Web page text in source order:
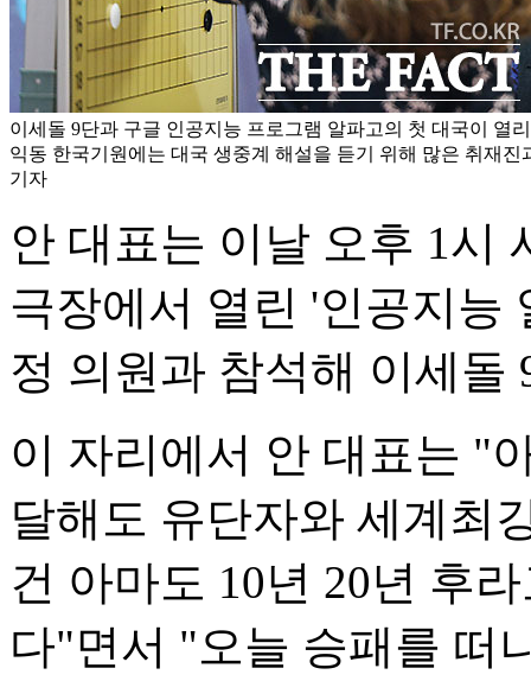
이세돌 9단과 구글 인공지능 프로그램 알파고의 첫 대국이 열
익동 한국기원에는 대국 생중계 해설을 듣기 위해 많은 취재진
기자
안 대표는 이날 오후 1시
극장에서 열린 '인공지능
정 의원과 참석해 이세돌
이 자리에서 안 대표는 "
달해도 유단자와 세계최
건 아마도 10년 20년 후
다"면서 "오늘 승패를 떠